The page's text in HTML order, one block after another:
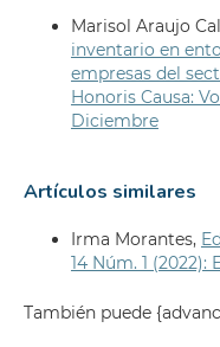
Marisol Araujo
inventario en
empresas del
Honoris Causa:
Diciembre
Artículos similares
Irma Morantes,
14 Núm. 1 (2022):
También puede